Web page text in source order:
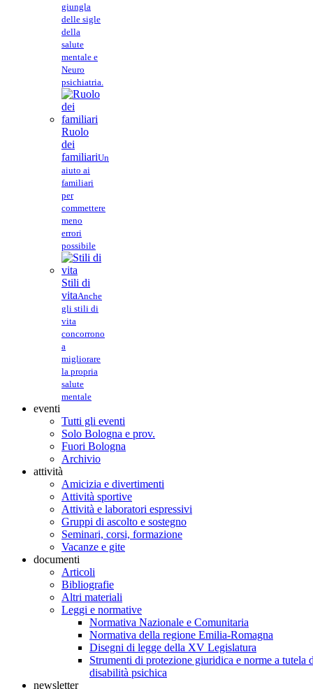
giungla
delle sigle
della
salute
mentale e
Neuro
psichiatria.
Ruolo
dei
familiariUn
aiuto ai
familiari
per
commettere
meno
errori
possibile
Stili di
vitaAnche
gli stili di
vita
concorrono
a
migliorare
la propria
salute
mentale
eventi
Tutti gli eventi
Solo Bologna e prov.
Fuori Bologna
Archivio
attività
Amicizia e divertimenti
Attività sportive
Attività e laboratori espressivi
Gruppi di ascolto e sostegno
Seminari, corsi, formazione
Vacanze e gite
documenti
Articoli
Bibliografie
Altri materiali
Leggi e normative
Normativa Nazionale e Comunitaria
Normativa della regione Emilia-Romagna
Disegni di legge della XV Legislatura
Strumenti di protezione giuridica e norme a tutela
disabilità psichica
newsletter